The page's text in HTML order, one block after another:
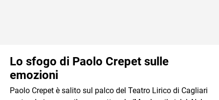
Lo sfogo di Paolo Crepet sulle
emozioni
Paolo Crepet è salito sul palco del Teatro Lirico di Cagliari